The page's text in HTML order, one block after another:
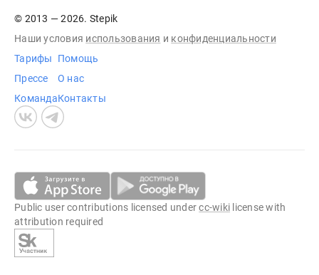
© 2013 — 2026. Stepik
Наши условия использования и конфиденциальности
Тарифы
Прессе
Команда
Помощь
О нас
Контакты
Public user contributions licensed undercc-wiki license with
attribution required